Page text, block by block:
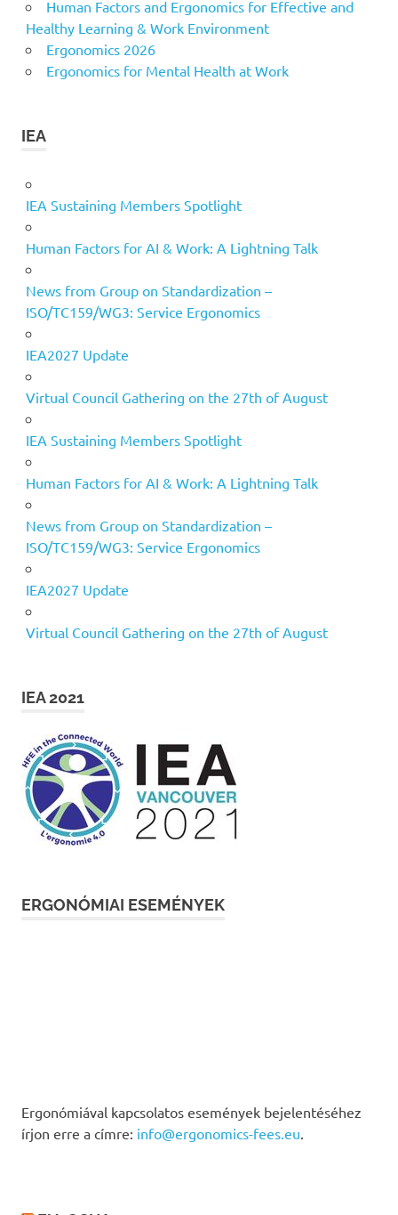
Human Factors and Ergonomics for Effective and
Healthy Learning & Work Environment
Ergonomics 2026
Ergonomics for Mental Health at Work
IEA
IEA Sustaining Members Spotlight
Human Factors for AI & Work: A Lightning Talk
News from Group on Standardization –
ISO/TC159/WG3: Service Ergonomics
IEA2027 Update
Virtual Council Gathering on the 27th of August
IEA Sustaining Members Spotlight
Human Factors for AI & Work: A Lightning Talk
News from Group on Standardization –
ISO/TC159/WG3: Service Ergonomics
IEA2027 Update
Virtual Council Gathering on the 27th of August
IEA 2021
ERGONÓMIAI ESEMÉNYEK
Ergonómiával kapcsolatos események bejelentéséhez
írjon erre a címre: info@ergonomics-fees.eu